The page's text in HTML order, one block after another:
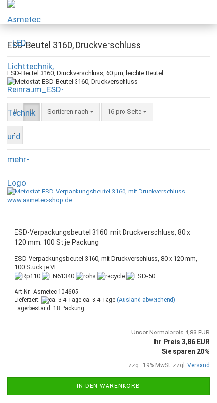
ESD-Beutel 3160, Druckverschluss
ESD-Beutel 3160, Druckverschluss, 60 µm, leichte Beutel
Sortieren nach 16 pro Seite
1
ESD-Verpackungsbeutel 3160, mit Druckverschluss, 80 x
120 mm, 100 St je Packung
ESD-Verpackungsbeutel 3160, mit Druckverschluss, 80 x 120 mm,
100 Stück je VE
Art.Nr.: Asmetec 104605
Lieferzeit:
ca. 3-4 Tage (Ausland abweichend)
Lagerbestand: 18 Packung
Unser Normalpreis 4,83 EUR
Ihr Preis 3,86 EUR
Sie sparen 20%
zzgl. 19% MwSt. zzgl. Versand
IN DEN WARENKORB